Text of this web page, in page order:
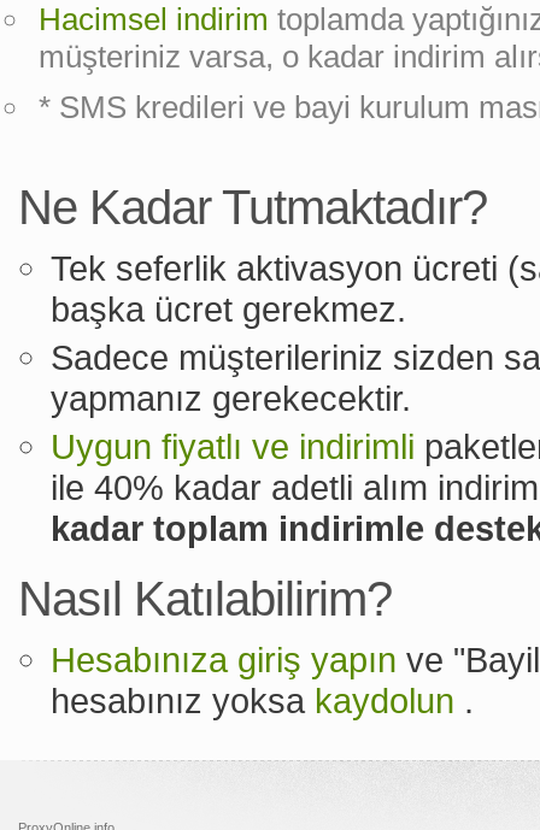
Hacimsel indirim toplamda
müşteriniz varsa, o kadar indirim
* SMS kredileri ve bayi kurulum
Ne Kadar Tutmaktadır?
Tek seferlik aktivasyon ücreti
başka ücret gerekmez.
Sadece müşterileriniz sizden
yapmanız gerekecektir.
Uygun fiyatlı ve indirimli
ile 40% kadar adetli alım
kadar toplam indirimle
Nasıl Katılabilirim?
Hesabınıza giriş yapın ve
hesabınız yoksa kaydolun .
ProxyOnline.info